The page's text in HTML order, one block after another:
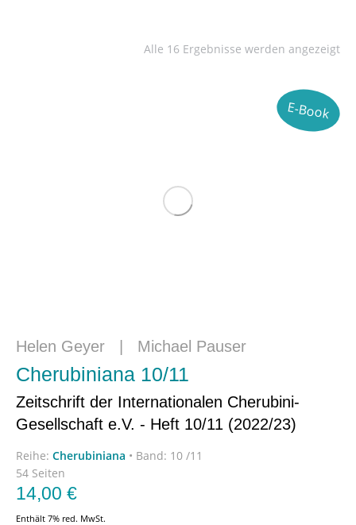
Alle 16 Ergebnisse werden angezeigt
E-Book
Helen Geyer Michael Pauser
Cherubiniana 10/11
Zeitschrift der Internationalen Cherubini-
Gesellschaft e.V. - Heft 10/11 (2022/23)
Reihe: Cherubiniana • Band: 10 /11
54 Seiten
14,00 €
Enthält 7% red. MwSt.